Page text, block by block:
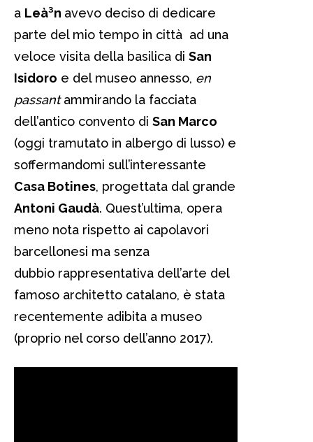
a Leà³n avevo deciso di dedicare
parte del mio tempo in città ad una
veloce visita della basilica di San
Isidoro e del museo annesso, en
passantammirando la facciata
dell’antico convento di San Marco
(oggi tramutato in albergo di lusso) e
soffermandomi sull’interessante
Casa Botines, progettata dal grande
Antoni Gaudà­. Quest’ultima, opera
meno nota rispetto ai capolavori
barcellonesi ma senza
dubbio rappresentativa dell’arte del
famoso architetto catalano, è stata
recentemente adibita a museo
(proprio nel corso dell’anno 2017).